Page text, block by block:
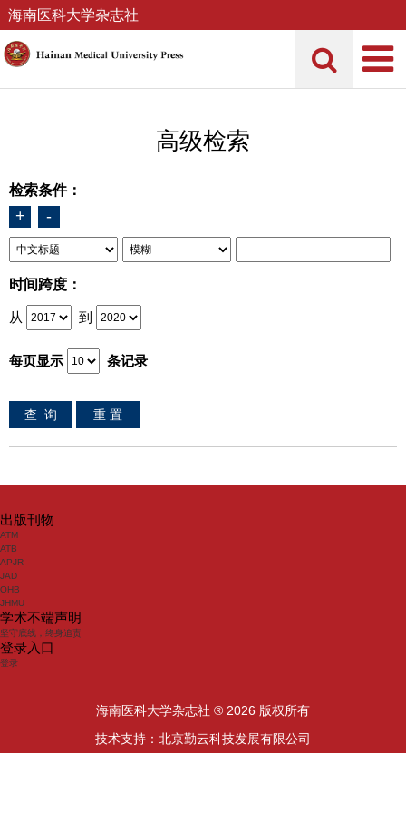
海南医科大学杂志社
高级检索
检索条件：
+ -
时间跨度：
从 到
每页显示 条记录
出版刊物
ATM
ATB
APJR
JAD
OHB
JHMU
学术不端声明
坚守底线，终身追责
登录入口
登录
海南医科大学杂志社 ® 2026 版权所有
技术支持：北京勤云科技发展有限公司